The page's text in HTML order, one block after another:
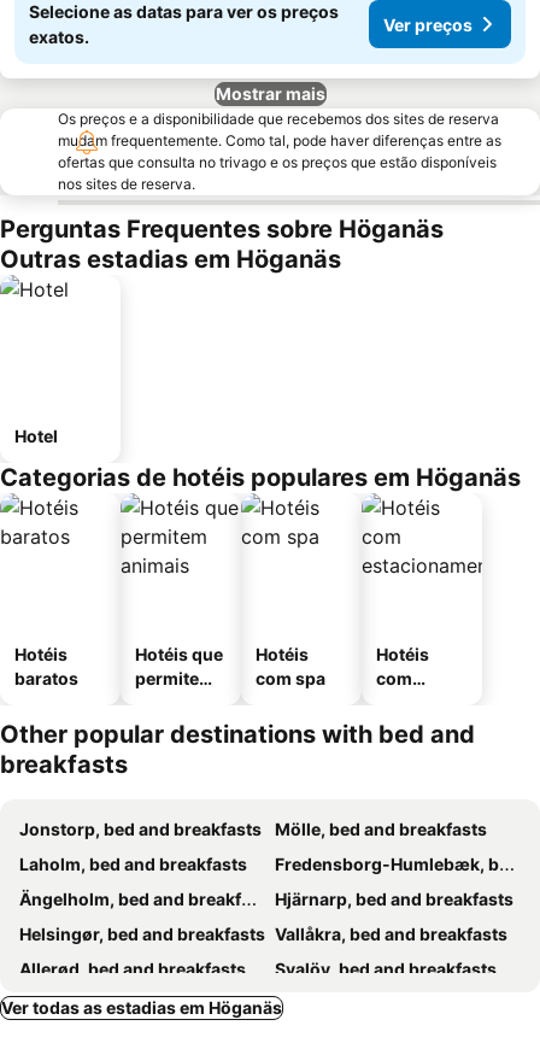
Selecione as datas para ver os preços
exatos.
Ver preços
Mostrar mais
Os preços e a disponibilidade que recebemos dos sites de reserva
mudam frequentemente. Como tal, pode haver diferenças entre as
ofertas que consulta no trivago e os preços que estão disponíveis
nos sites de reserva.
Perguntas Frequentes sobre Höganäs
Outras estadias em Höganäs
Hotel
Categorias de hotéis populares em Höganäs
Hotéis
baratos
Hotéis que
permitem
Hotéis
com spa
Hotéis
com
mento
Other popular destinations with bed and
breakfasts
Jonstorp, bed and breakfasts
Mölle, bed and breakfasts
Laholm, bed and breakfasts
Fredensborg-Humlebæk, bed and breakfasts
Ängelholm, bed and breakfasts
Hjärnarp, bed and breakfasts
Helsingør, bed and breakfasts Vallåkra, bed and breakfasts
Allerød, bed and breakfasts
Svalöv, bed and breakfasts
Værløse, bed and breakfasts
Åstorp, bed and breakfasts
Ver todas as estadias em Höganäs